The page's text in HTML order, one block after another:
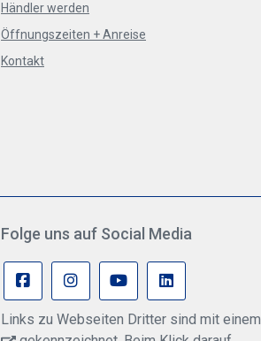
Händler werden
Öffnungszeiten + Anreise
Kontakt
Folge uns auf Social Media
Links zu Webseiten Dritter sind mit einem